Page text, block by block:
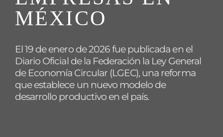
MÉXICO
El 19 de enero de 2026 fue publicada en el
Diario Oficial de la Federación la Ley General
de Economía Circular (LGEC), una reforma
que establece un nuevo modelo de
desarrollo productivo en el país.